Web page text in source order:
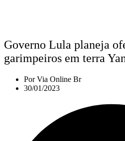
Governo Lula planeja
garimpeiros em terra
PorVia Online Br
30/01/2023